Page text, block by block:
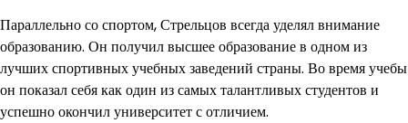
Параллельно со спортом, Стрельцов всегда уделял внимание
образованию. Он получил высшее образование в одном из
лучших спортивных учебных заведений страны. Во время учебы
он показал себя как один из самых талантливых студентов и
успешно окончил университет с отличием.